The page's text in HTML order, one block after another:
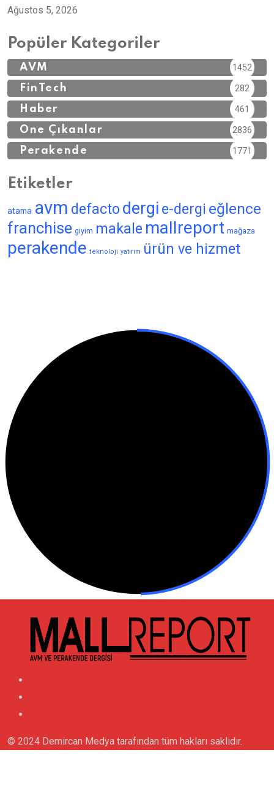
Ağustos 5, 2026
Popüler Kategoriler
AVM 1452
FinTech 282
Haber 461
Öne Çıkanlar 2836
Perakende 1771
Etiketler
atama avm defacto dergi e-dergi eğlence
franchise giyim makale mallreport mağaza
perakende teknoloji yatırım ürün ve hizmet
© 2024 Demircan Medya tarafından tüm hakları saklıdır.